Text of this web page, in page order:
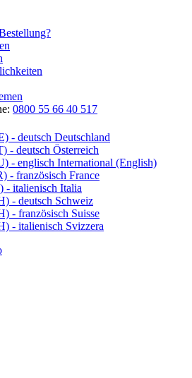
0800 55 66 40 517
Deutschland
Österreich
International (English)
France
Italia
Schweiz
Suisse
Svizzera